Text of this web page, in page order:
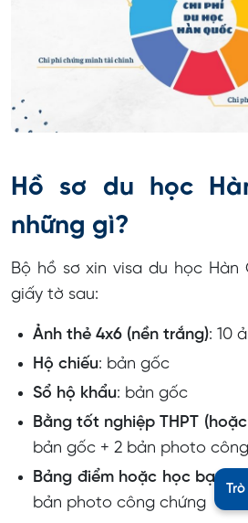
Hồ sơ du học
những gì?
Bộ hồ sơ xin visa du học
giấy tờ sau:
Ảnh thẻ 4x6 (nền trắng): 10
Hộ chiếu: bản gốc
Sổ hộ khẩu: bản gốc
Bằng tốt nghiệp THPT
bản gốc + 2 bản photo
Bảng điểm hoặc học bạ
bản photo công chứng